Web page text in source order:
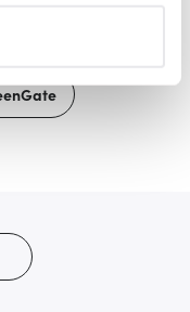
när som
och annonserna